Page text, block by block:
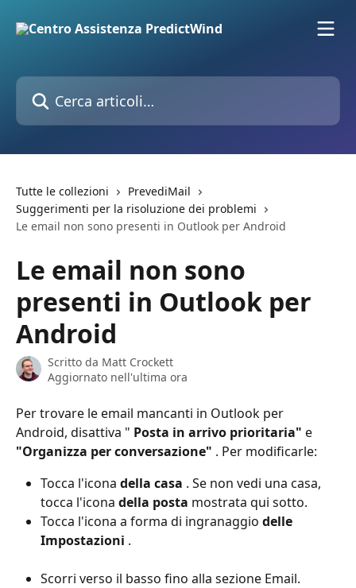
Cerca articoli…
Tutte le collezioni
PrevediMail
Suggerimenti per la risoluzione dei problemi
Le email non sono presenti in Outlook per Android
Le email non sono
presenti in Outlook per
Android
Scritto da Matt Crockett
Aggiornato nell'ultima ora
Per trovare le email mancanti in Outlook per
Android, disattiva " Posta in arrivo prioritaria" e
"Organizza per conversazione" . Per modificarle:
Tocca l'icona della casa . Se non vedi una casa,
tocca l'icona della posta mostrata qui sotto.
Tocca l'icona a forma di ingranaggio delle
Impostazioni .
Scorri verso il basso fino alla sezione Email.